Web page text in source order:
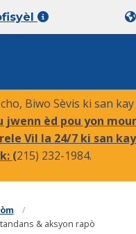
Biwo Sèvis ki san
jwenn èd pou yon
Vil la 24/7 ki san
(215) 232-1984.
& aksyon rapò